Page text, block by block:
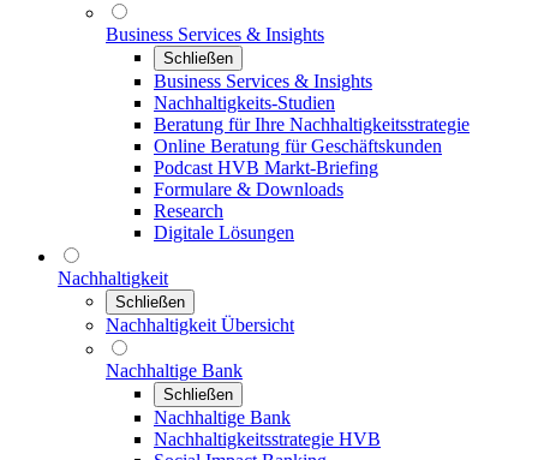
Business Services & Insights
Schließen
Business Services & Insights
Nachhaltigkeits-Studien
Beratung für Ihre Nachhaltigkeitsstrategie
Online Beratung für Geschäftskunden
Podcast HVB Markt-Briefing
Formulare & Downloads
Research
Digitale Lösungen
Nachhaltigkeit
Schließen
Nachhaltigkeit Übersicht
Nachhaltige Bank
Schließen
Nachhaltige Bank
Nachhaltigkeitsstrategie HVB